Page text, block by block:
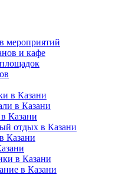
мероприятий
и кафе
в Казани
в Казани
Казани
отдых в Казани
Казани
в Казани
в Казани